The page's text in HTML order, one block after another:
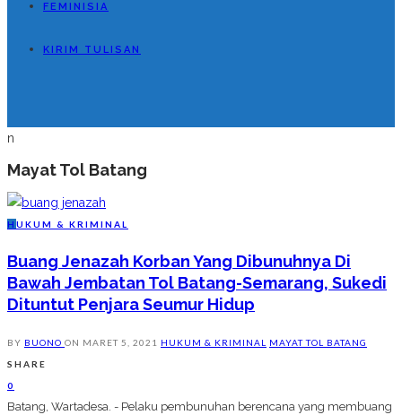
FEMINISIA
KIRIM TULISAN
n
Mayat Tol Batang
H UKUM & KRIMINAL
Buang Jenazah Korban Yang Dibunuhnya Di
Bawah Jembatan Tol Batang-Semarang, Sukedi
Dituntut Penjara Seumur Hidup
BY BUONO ON MARET 5, 2021 HUKUM & KRIMINAL
MAYAT TOL BATANG
SHARE
0
Batang, Wartadesa. - Pelaku pembunuhan berencana yang membuang